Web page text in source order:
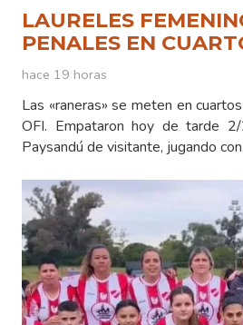
LAURELES
PENALES EN
hace 19 horas
Las «raneras» se meten en
OFI. Empataron hoy de tarde
Paysandú de visitante, jugando